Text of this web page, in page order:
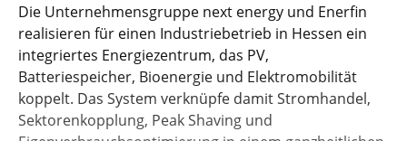
Die Unternehmensgruppe next energy und Enerfin
realisieren für einen Industriebetrieb in Hessen ein
integriertes Energiezentrum, das PV,
Batteriespeicher, Bioenergie und Elektromobilität
koppelt. Das System verknüpfe damit Stromhandel,
Sektorenkopplung, Peak Shaving und